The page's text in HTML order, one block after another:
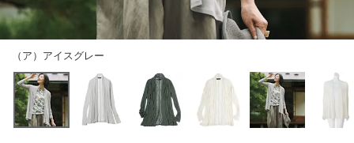
（ア）アイスグレー